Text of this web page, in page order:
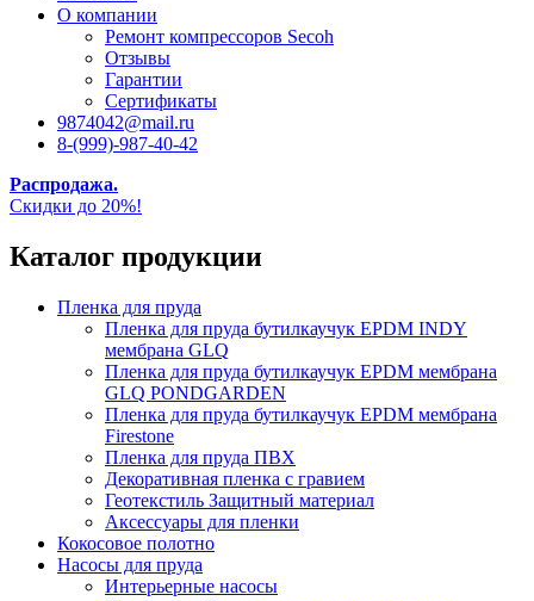
О компании
Ремонт компрессоров Secoh
Отзывы
Гарантии
Сертификаты
9874042@mail.ru
8-(999)-987-40-42
Распродажа.
Скидки до 20%!
Каталог продукции
Пленка для пруда
Пленка для пруда бутилкаучук EPDM INDY
мембрана GLQ
Пленка для пруда бутилкаучук EPDM мембрана
GLQ PONDGARDEN
Пленка для пруда бутилкаучук EPDM мембрана
Firestone
Пленка для пруда ПВХ
Декоративная пленка с гравием
Геотекстиль Защитный материал
Аксессуары для пленки
Кокосовое полотно
Насосы для пруда
Интерьерные насосы